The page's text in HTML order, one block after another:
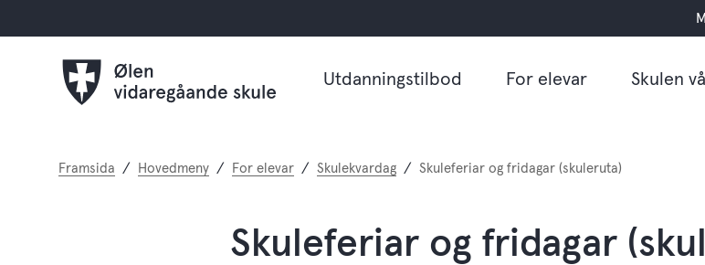
Utdanningstilbod For elevar Skulen
Du
Framsida Hovedmeny For elevar Skulekvardag Skuleferiar og fridagar (skuleruta)
Skuleferiar og fridagar